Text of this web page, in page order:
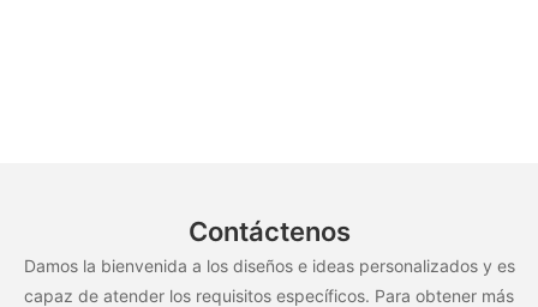
Contáctenos
Damos la bienvenida a los diseños e ideas personalizados y es
capaz de atender los requisitos específicos. Para obtener más